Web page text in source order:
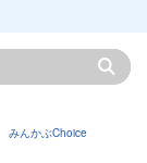
みんかぶChoice